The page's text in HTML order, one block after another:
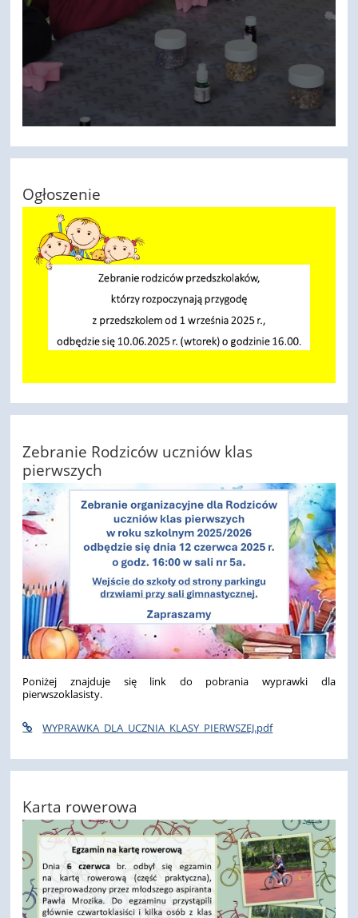
Ogłoszenie
Zebranie Rodziców uczniów klas
pierwszych
Poniżej znajduje się link do pobrania wyprawki dla
pierwszoklasisty.
WYPRAWKA_DLA_UCZNIA_KLASY_PIERWSZEJ.pdf
Karta rowerowa